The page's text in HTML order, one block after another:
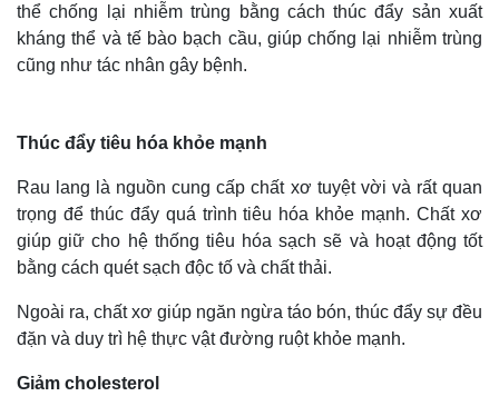
thể chống lại nhiễm trùng bằng cách thúc đẩy sản xuất
kháng thể và tế bào bạch cầu, giúp chống lại nhiễm trùng
cũng như tác nhân gây bệnh.
Thúc đẩy tiêu hóa khỏe mạnh
Rau lang là nguồn cung cấp chất xơ tuyệt vời và rất quan
trọng để thúc đẩy quá trình tiêu hóa khỏe mạnh. Chất xơ
giúp giữ cho hệ thống tiêu hóa sạch sẽ và hoạt động tốt
bằng cách quét sạch độc tố và chất thải.
Ngoài ra, chất xơ giúp ngăn ngừa táo bón, thúc đẩy sự đều
đặn và duy trì hệ thực vật đường ruột khỏe mạnh.
Giảm cholesterol